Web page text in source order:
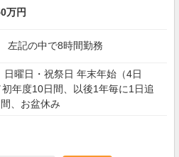
万円
記の中で8時間勤務
曜日・祝祭日 年末年始（4日
年度10日間、以後1年毎に1日追
、お盆休み